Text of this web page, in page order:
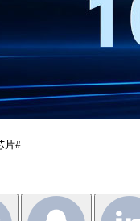
片#